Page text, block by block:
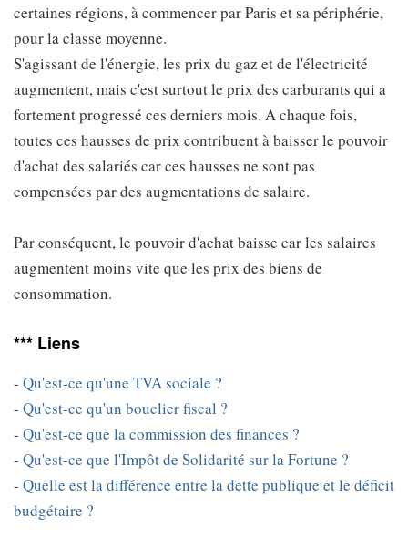
certaines régions, à commencer par Paris et sa périphérie,
pour la classe moyenne.
S'agissant de l'énergie, les prix du gaz et de l'électricité
augmentent, mais c'est surtout le prix des carburants qui a
fortement progressé ces derniers mois. A chaque fois,
toutes ces hausses de prix contribuent à baisser le pouvoir
d'achat des salariés car ces hausses ne sont pas
compensées par des augmentations de salaire.
Par conséquent, le pouvoir d'achat baisse car les salaires
augmentent moins vite que les prix des biens de
consommation.
*** Liens
- Qu'est-ce qu'une TVA sociale ?
- Qu'est-ce qu'un bouclier fiscal ?
- Qu'est-ce que la commission des finances ?
- Qu'est-ce que l'Impôt de Solidarité sur la Fortune ?
- Quelle est la différence entre la dette publique et le déficit
budgétaire ?